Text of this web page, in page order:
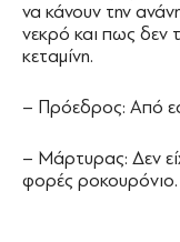
να κάνουν την
νεκρό και πως δεν
κεταμίνη.
– Πρόεδρος: Από
– Μάρτυρας: Δεν
φορές ροκουρόνιο.